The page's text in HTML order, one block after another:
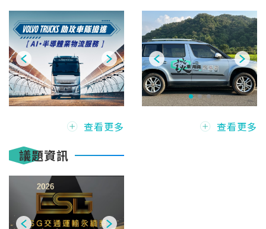
查看更多 查看更多
議題資訊